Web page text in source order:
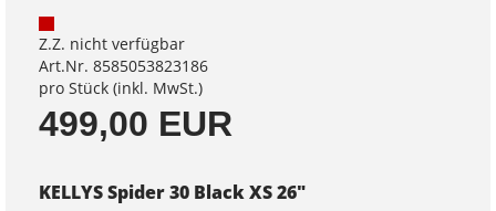
Z.Z. nicht verfügbar
Art.Nr. 8585053823186
pro Stück (inkl. MwSt.)
499,00 EUR
KELLYS Spider 30 Black XS 26"